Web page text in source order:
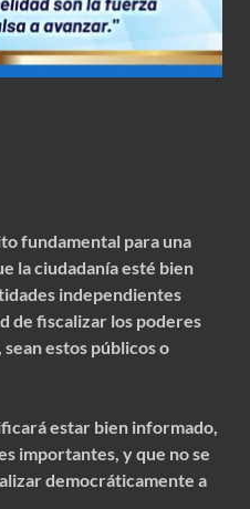
fundamental para una
la ciudadanía esté bien
independientes
de fiscalizar los poderes
estos públicos o
estar bien informado,
importantes, y que no se
democráticamente a